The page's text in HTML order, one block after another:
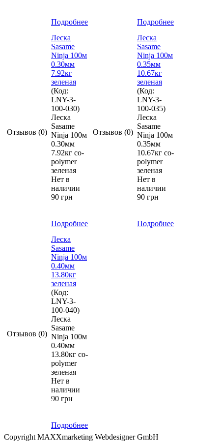
Подробнее Подробнее
Отзывов (0)
Леска
Sasame
Ninja 100м
0.30мм
7.92кг
зеленая
(Код:
LNY-3-
100-030)
Леска
Sasame
Ninja 100м
0.30мм
7.92кг co-
polymer
зеленая
Нет в
наличии
90 грн
Подробнее
Отзывов (0)
Леска
Sasame
Ninja 100м
0.35мм
10.67кг
зеленая
(Код:
LNY-3-
100-035)
Леска
Sasame
Ninja 100м
0.35мм
10.67кг co-
polymer
зеленая
Нет в
наличии
90 грн
Подробнее
Отзывов (0)
Леска
Sasame
Ninja 100м
0.40мм
13.80кг
зеленая
(Код:
LNY-3-
100-040)
Леска
Sasame
Ninja 100м
0.40мм
13.80кг co-
polymer
зеленая
Нет в
наличии
90 грн
Подробнее
Copyright MAXXmarketing Webdesigner GmbH